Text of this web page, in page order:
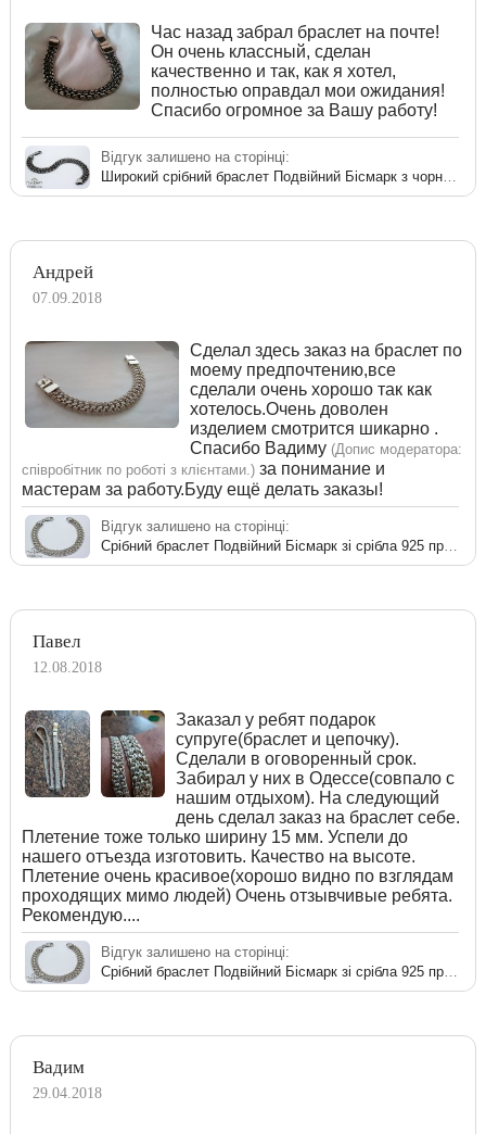
Час назад забрал браслет на почте!
Он очень классный, сделан
качественно и так, как я хотел,
полностью оправдал мои ожидания!
Спасибо огромное за Вашу работу!
Відгук залишено на сторінці:
Андрей
07.09.2018
Сделал здесь заказ на браслет по
моему предпочтению,все
сделали очень хорошо так как
хотелось.Очень доволен
изделием смотрится шикарно .
Спасибо Вадиму (Допис модератора:
співробітник по роботі з клієнтами.) за понимание и
мастерам за работу.Буду ещё делать заказы!
Відгук залишено на сторінці:
Павел
12.08.2018
Заказал у ребят подарок
супруге(браслет и цепочку).
Сделали в оговоренный срок.
Забирал у них в Одессе(совпало с
нашим отдыхом). На следующий
день сделал заказ на браслет себе.
Плетение тоже только ширину 15 мм. Успели до
нашего отъезда изготовить. Качество на высоте.
Плетение очень красивое(хорошо видно по взглядам
проходящих мимо людей) Очень отзывчивые ребята.
Рекомендую....
Відгук залишено на сторінці:
Вадим
29.04.2018